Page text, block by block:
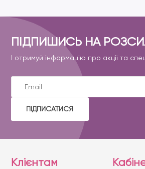
ПІДПИШИСЬ НА
І отримуй інформацію про акції та
ПІДПИСАТИСЯ
Клієнтам